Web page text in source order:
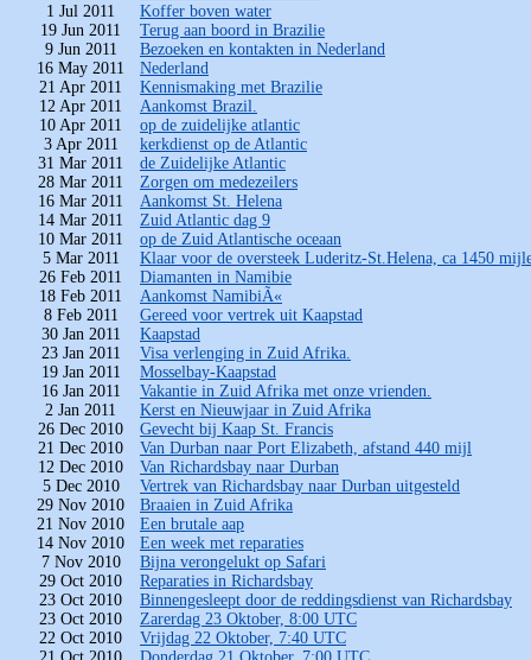
1 Jul 2011
Koffer boven water
19 Jun 2011
Terug aan boord in Brazilie
9 Jun 2011
Bezoeken en kontakten in Nederland
16 May 2011
Nederland
21 Apr 2011
Kennismaking met Brazilie
12 Apr 2011
Aankomst Brazil.
10 Apr 2011
op de zuidelijke atlantic
3 Apr 2011
kerkdienst op de Atlantic
31 Mar 2011
de Zuidelijke Atlantic
28 Mar 2011
Zorgen om medezeilers
16 Mar 2011
Aankomst St. Helena
14 Mar 2011
Zuid Atlantic dag 9
10 Mar 2011
op de Zuid Atlantische oceaan
5 Mar 2011
Klaar voor de oversteek Luderitz-St.Helena, ca 1450
26 Feb 2011
Diamanten in Namibie
18 Feb 2011
Aankomst NamibiÃ«
8 Feb 2011
Gereed voor vertrek uit Kaapstad
30 Jan 2011
Kaapstad
23 Jan 2011
Visa verlenging in Zuid Afrika.
19 Jan 2011
Mosselbay-Kaapstad
16 Jan 2011
Vakantie in Zuid Afrika met onze vrienden.
2 Jan 2011
Kerst en Nieuwjaar in Zuid Afrika
26 Dec 2010
Gevecht bij Kaap St. Francis
21 Dec 2010
Van Durban naar Port Elizabeth, afstand 440 mijl
12 Dec 2010
Van Richardsbay naar Durban
5 Dec 2010
Vertrek van Richardsbay naar Durban uitgesteld
29 Nov 2010
Braaien in Zuid Afrika
21 Nov 2010
Een brutale aap
14 Nov 2010
Een week met reparaties
7 Nov 2010
Bijna verongelukt op Safari
29 Oct 2010
Reparaties in Richardsbay
23 Oct 2010
Binnengesleept door de reddingsdienst van Richardsbay
23 Oct 2010
Zarerdag 23 Oktober, 8:00 UTC
22 Oct 2010
Vrijdag 22 Oktober, 7:40 UTC